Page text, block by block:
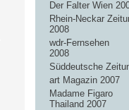
Der Falter Wien
Rhein-Neckar
2008
wdr-Fernsehen
2008
Süddeutsche
art Magazin 2007
Madame Figaro
Thailand 2007